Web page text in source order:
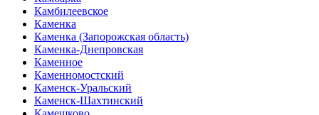
Камбилеевское
Каменка
Каменка (Запорожская область)
Каменка-Днепровская
Каменное
Каменномостский
Каменск-Уральский
Каменск-Шахтинский